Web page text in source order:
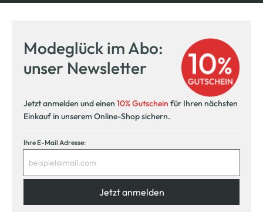
Modeglück im Abo:
unser Newsletter
Jetzt anmelden und einen 10% Gutschein für Ihren nächsten
Einkauf in unserem Online-Shop sichern.
Ihre E-Mail Adresse:
Jetzt anmelden